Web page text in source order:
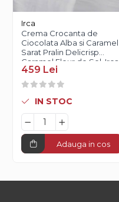
Irca
Crema Crocanta de
Ciocolata Alba si Caramel
Sarat Pralin Delicrisp
Caramel Fleur de Sel, Irca,
5Kg
459 Lei
IN STOC
Adauga in cos